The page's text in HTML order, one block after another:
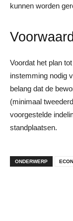
kunnen worden
Voordat het plan
instemming nodig
belang dat de
(minimaal
voorgestelde
standplaatsen.
ONDERWERP